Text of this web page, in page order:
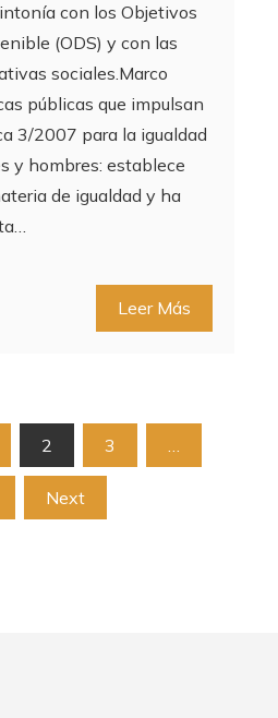
con los Objetivos
(ODS) y con las
sociales.Marco
públicas que impulsan
3/2007 para la igualdad
y hombres: establece
de igualdad y ha
Leer Más
2 3 …
Next